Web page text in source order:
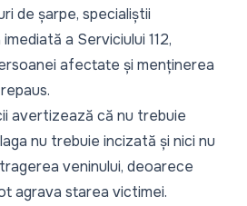
de șarpe, specialiștii
a Serviciului 112,
afectate și menținerea
avertizează că nu trebuie
nu trebuie incizată și nici nu
veninului, deoarece
agrava starea victimei.